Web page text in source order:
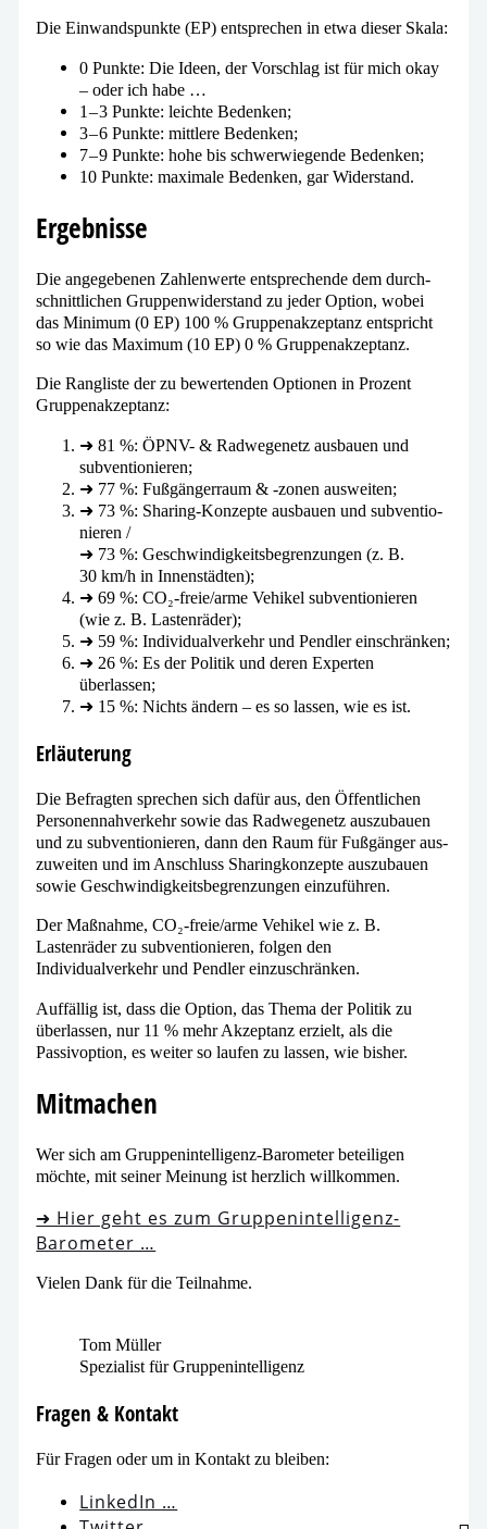
Die Einwandspunkte (EP) ent­spre­chen in etwa die­ser Skala:
0 Punkte: Die Ideen, der Vorschlag ist für mich okay
– oder ich habe …
1 – 3 Punkte: leich­te Bedenken;
3 – 6 Punkte: mitt­le­re Bedenken;
7 – 9 Punkte: hohe bis schwer­wie­gen­de Bedenken;
10 Punkte: maxi­ma­le Bedenken, gar Widerstand.
Ergebnisse
Die ange­ge­be­nen Zahlenwerte ent­spre­chen­de dem durch­
schnitt­li­chen Gruppenwiderstand zu jeder Option, wobei
das Minimum (0 EP) 100 % Gruppenakzeptanz ent­spricht
so wie das Maximum (10 EP) 0 % Gruppenakzeptanz.
Die Rangliste der zu bewer­ten­den Optionen in Prozent
Gruppenakzeptanz:
➜ 81 %: ÖPNV- & Radwegenetz aus­bau­en und
subventionieren;
➜ 77 %: Fußgängerraum & ‑zonen ausweiten;
➜ 73 %: Sharing-Konzepte aus­bau­en und sub­ven­tio­
nie­ren /​
➜ 73 %: Geschwindigkeitsbegrenzungen (z. B.
30 km/​h in Innenstädten);
➜ 69 %: CO₂-frei­e/ar­me Vehikel sub­ven­tio­nie­ren
(wie z. B. Lastenräder);
➜ 59 %: Individualverkehr und Pendler einschränken;
➜ 26 %: Es der Politik und deren Experten
überlassen;
➜ 15 %: Nichts ändern – es so las­sen, wie es ist.
Erläuterung
Die Befragten spre­chen sich dafür aus, den Öffentlichen
Personennahverkehr sowie das Radwegenetz aus­zu­bau­en
und zu sub­ven­tio­nie­ren, dann den Raum für Fußgänger aus­
zu­wei­ten und im Anschluss Sharingkonzepte aus­zu­bau­en
sowie Geschwindigkeitsbegrenzungen einzuführen.
Der Maßnahme, CO₂-frei­e/ar­me Vehikel wie z. B.
Lastenräder zu sub­ven­tio­nie­ren, fol­gen den
Individualverkehr und Pendler einzuschränken.
Auffällig ist, dass die Option, das Thema der Politik zu
über­las­sen, nur 11 % mehr Akzeptanz erzielt, als die
Passivoption, es wei­ter so lau­fen zu las­sen, wie bisher.
Mitmachen
Wer sich am Gruppenintelligenz-Barometer betei­li­gen
möch­te, mit sei­ner Meinung ist herz­lich willkommen.
➜ Hier geht es zum Gruppenintelligenz-
Barometer …
Vielen Dank für die Teilnahme.
Tom Müller
Spezialist für Gruppenintelligenz
Fragen & Kontakt
Für Fragen oder um in Kontakt zu bleiben:
LinkedIn …